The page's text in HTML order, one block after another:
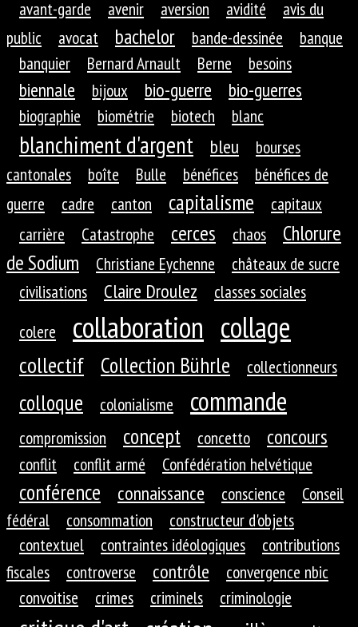
avant-garde avenir aversion avidité
avis du
public
avocat bachelor bande-dessinée
banque
banquier
Bernard Arnault Berne besoins
biennale bijoux bio-guerre bio-guerres
biographie biométrie biotech blanc
blanchiment d'argent bleu
bourses
cantonales
boîte Bulle bénéfices
bénéfices de
guerre
cadre canton capitalisme
capitaux
carrière
Catastrophe cerces chaos
Chlorure
de Sodium
Christiane Eychenne
châteaux de sucre
civilisations
Claire Droulez
classes sociales
colere
collaboration collage
collectif Collection Bührle collectionneurs
colloque colonialisme commande
compromission concept concetto concours
conflit conflit armé Confédération helvétique
conférence connaissance conscience
Conseil
fédéral
consommation
constructeur d'objets
contextuel
contraintes idéologiques
contributions
fiscales
controverse contrôle
convergence nbic
convoitise
crimes criminels criminologie